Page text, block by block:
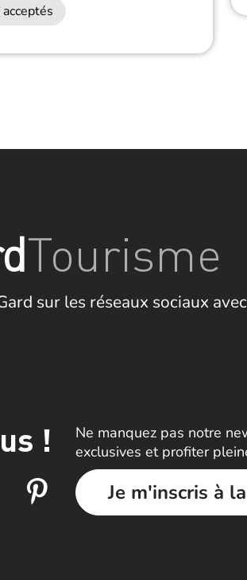
Tourisme
sur les réseaux sociaux
!
Ne manquez pas notre
exclusives et profiter
Je m'inscris à